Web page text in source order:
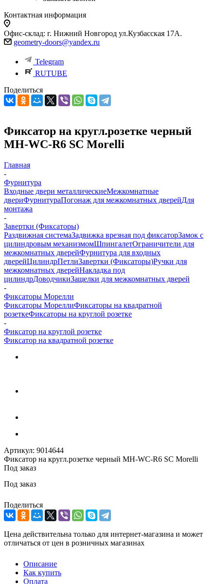
Контактная информация
Офис-склад: г. Нижний Новгород ул.Кузбасская 17А.
geometry-doors@yandex.ru
Telegram
RUTUBE
Поделиться
Фиксатор на кругл.розетке черный
MH-WC-R6 SC Morelli
Главная
-
Фурнитура
Входные двери металлическиеМежкомнатные
двериФурнитураПогонаж для межкомнатных дверейДля
монтажа
-
Завертки (Фиксаторы)
Раздвижная системаЗадвижка врезная под фиксаторЗамок с
цилиндровым механизмомШпингалетОграничители для
межкомнатных дверейФурнитура для входных
дверейЦилиндрПетлиЗавертки (Фиксаторы)Ручки для
межкомнатных дверейНакладка под
цилиндрДоводчикиЗащелки для межкомнатных дверей
-
Фиксаторы Морелли
Фиксаторы МореллиФиксаторы на квадратной
розеткеФиксаторы на круглой розетке
-
Фиксатор на круглой розетке
Фиксатор на квадратной розетке
Артикул: 9014644
Фиксатор на кругл.розетке черный MH-WC-R6 SC Morelli
Под заказ
Под заказ
Поделиться
Цена действительна только для интернет-магазина и может
отличаться от цен в розничных магазинах
Описание
Как купить
Оплата